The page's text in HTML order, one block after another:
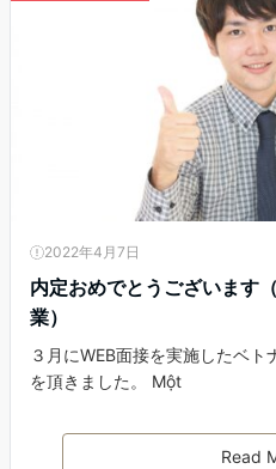
2022年4月7日
内定おめでとうございます
業）
３月にWEB面接を実施したベ
を頂きました。 Một
Read